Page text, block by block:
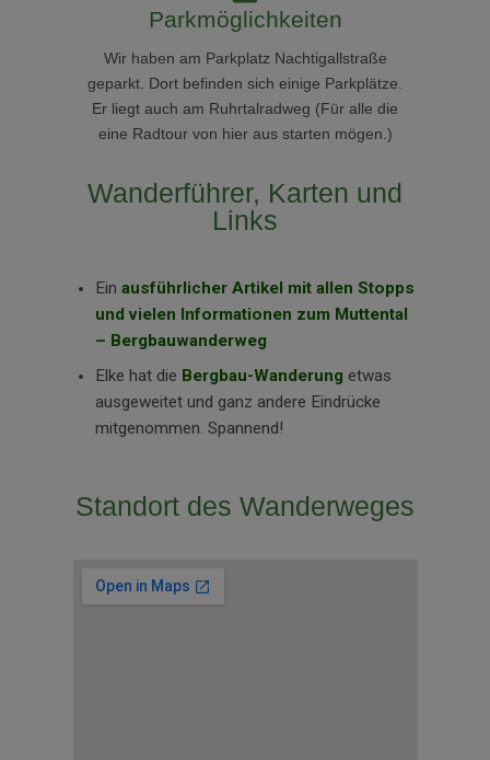
Parkmöglichkeiten
Wir haben am Parkplatz Nachtigallstraße
geparkt. Dort befinden sich einige Parkplätze.
Er liegt auch am Ruhrtalradweg (Für alle die
eine Radtour von hier aus starten mögen.)
Wanderführer, Karten und
Links
Ein ausführlicher Artikel mit allen Stopps
und vielen Informationen zum Muttental
– Bergbauwanderweg
Elke hat die Bergbau-Wanderung etwas
ausgeweitet und ganz andere Eindrücke
mitgenommen. Spannend!
Standort des Wanderweges